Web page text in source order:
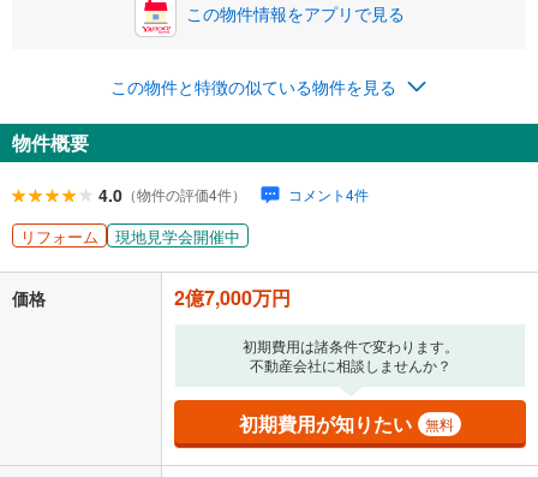
この物件情報をアプリで見る
この物件と特徴の似ている物件を見る
物件概要
4.0 （物件の評価4件） コメント4件
リフォーム 現地見学会開催中
価格 2億7,000万円
初期費用は諸条件で変わります。
不動産会社に相談しませんか？
初期費用が知りたい 無料